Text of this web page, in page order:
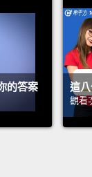
when they first
like, "What the
Get it out the
this is really
right?
It's the
到這個原因，可
的答案
這
觀看